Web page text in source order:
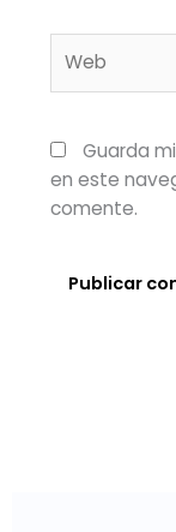
Guarda
en este
comente.